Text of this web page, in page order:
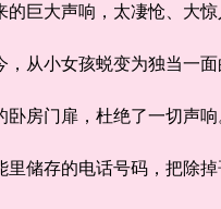
巨大声响，太凄怆、大惊
小女孩蜕变为独当一面
门扉，杜绝了一切声响
储存的电话号码，把除